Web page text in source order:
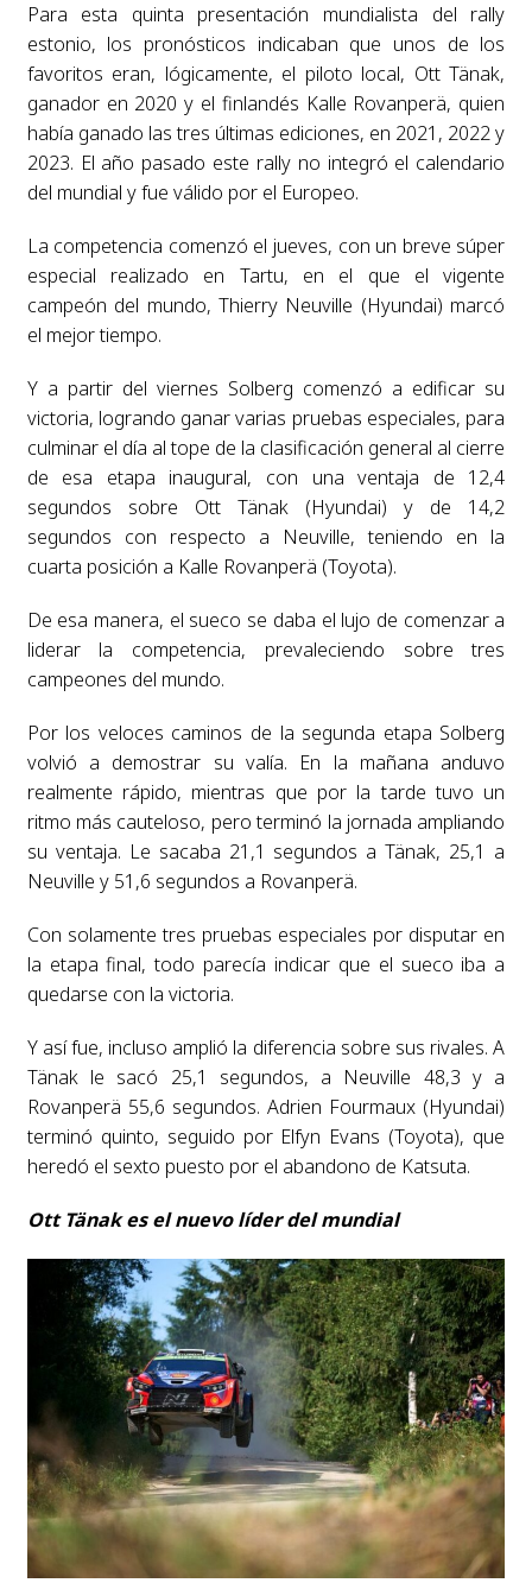
Para esta quinta presentación mundialista del rally
estonio, los pronósticos indicaban que unos de los
favoritos eran, lógicamente, el piloto local, Ott Tänak,
ganador en 2020 y el finlandés Kalle Rovanperä, quien
había ganado las tres últimas ediciones, en 2021, 2022 y
2023. El año pasado este rally no integró el calendario
del mundial y fue válido por el Europeo.
La competencia comenzó el jueves, con un breve súper
especial realizado en Tartu, en el que el vigente
campeón del mundo, Thierry Neuville (Hyundai) marcó
el mejor tiempo.
Y a partir del viernes Solberg comenzó a edificar su
victoria, logrando ganar varias pruebas especiales, para
culminar el día al tope de la clasificación general al cierre
de esa etapa inaugural, con una ventaja de 12,4
segundos sobre Ott Tänak (Hyundai) y de 14,2
segundos con respecto a Neuville, teniendo en la
cuarta posición a Kalle Rovanperä (Toyota).
De esa manera, el sueco se daba el lujo de comenzar a
liderar la competencia, prevaleciendo sobre tres
campeones del mundo.
Por los veloces caminos de la segunda etapa Solberg
volvió a demostrar su valía. En la mañana anduvo
realmente rápido, mientras que por la tarde tuvo un
ritmo más cauteloso, pero terminó la jornada ampliando
su ventaja. Le sacaba 21,1 segundos a Tänak, 25,1 a
Neuville y 51,6 segundos a Rovanperä.
Con solamente tres pruebas especiales por disputar en
la etapa final, todo parecía indicar que el sueco iba a
quedarse con la victoria.
Y así fue, incluso amplió la diferencia sobre sus rivales. A
Tänak le sacó 25,1 segundos, a Neuville 48,3 y a
Rovanperä 55,6 segundos. Adrien Fourmaux (Hyundai)
terminó quinto, seguido por Elfyn Evans (Toyota), que
heredó el sexto puesto por el abandono de Katsuta.
Ott Tänak es el nuevo líder del mundial